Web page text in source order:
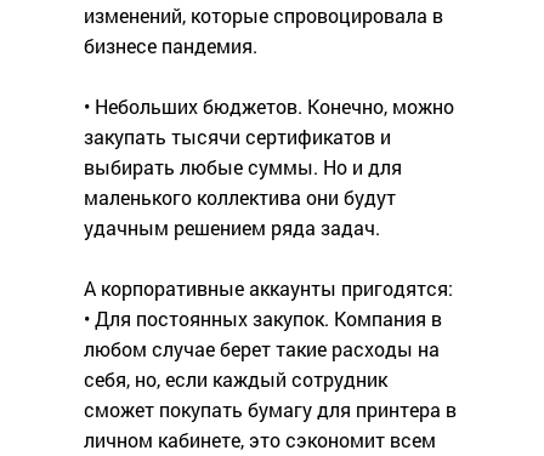
изменений, которые спровоцировала в
бизнесе пандемия.
• Небольших бюджетов. Конечно, можно
закупать тысячи сертификатов и
выбирать любые суммы. Но и для
маленького коллектива они будут
удачным решением ряда задач.
А корпоративные аккаунты пригодятся:
• Для постоянных закупок. Компания в
любом случае берет такие расходы на
себя, но, если каждый сотрудник
сможет покупать бумагу для принтера в
личном кабинете, это сэкономит всем